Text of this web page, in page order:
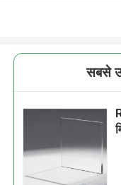
सबसे